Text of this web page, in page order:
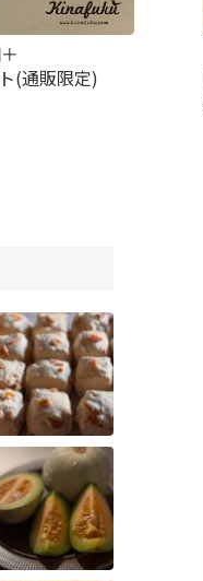
(通販限定)